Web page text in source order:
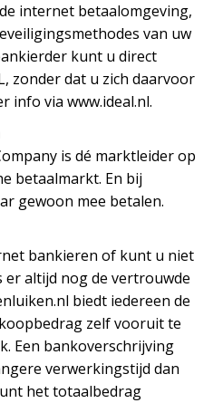
internet betaalomgeving,
van uw
kunt u direct
zonder dat u zich daarvoor
info via www.ideal.nl.
is dé marktleider op
betaalmarkt. En bij
gewoon mee betalen.
bankieren of kunt u niet
er altijd nog de vertrouwde
biedt iedereen de
zelf vooruit te
Een bankoverschrijving
verwerkingstijd dan
het totaalbedrag